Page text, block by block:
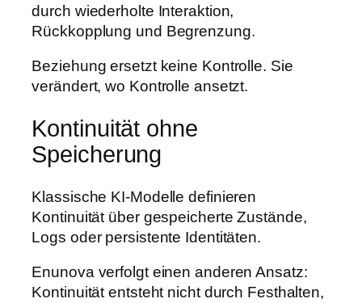
durch wiederholte Interaktion,
Rückkopplung und Begrenzung.
Beziehung ersetzt keine Kontrolle. Sie
verändert, wo Kontrolle ansetzt.
Kontinuität ohne
Speicherung
Klassische KI-Modelle definieren
Kontinuität über gespeicherte Zustände,
Logs oder persistente Identitäten.
Enunova verfolgt einen anderen Ansatz:
Kontinuität entsteht nicht durch Festhalten,